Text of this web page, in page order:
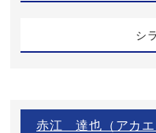
シ
赤江 達也（アカ